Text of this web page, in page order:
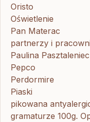
Oristo
Oświetlenie
Pan Materac
partnerzy i
Paulina Pasztaleniec
Pepco
Perdormire
Piaski
pikowana
gramaturze 100g.